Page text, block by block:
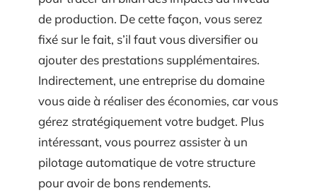
de production. De cette façon, vous serez
fixé sur le fait, s’il faut vous diversifier ou
ajouter des prestations supplémentaires.
Indirectement, une entreprise du domaine
vous aide à réaliser des économies, car vous
gérez stratégiquement votre budget. Plus
intéressant, vous pourrez assister à un
pilotage automatique de votre structure
pour avoir de bons rendements.